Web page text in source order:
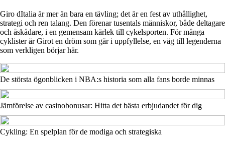
Giro dItalia är mer än bara en tävling; det är en fest av uthållighet,
strategi och ren talang. Den förenar tusentals människor, både deltagare
och åskådare, i en gemensam kärlek till cykelsporten. För många
cyklister är Girot en dröm som går i uppfyllelse, en väg till legenderna
som verkligen börjar här.
De största ögonblicken i NBA:s historia som alla fans borde minnas
Jämförelse av casinobonusar: Hitta det bästa erbjudandet för dig
Cykling: En spelplan för de modiga och strategiska